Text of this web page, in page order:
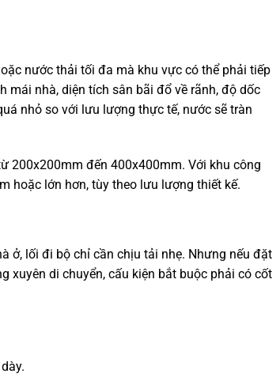
nước thải tối đa mà khu vực có thể phải tiếp
mái nhà, diện tích sân bãi đổ về rãnh, độ dốc
nhỏ so với lưu lượng thực tế, nước sẽ tràn
200x200mm đến 400x400mm. Với khu công
hoặc lớn hơn, tùy theo lưu lượng thiết kế.
ở, lối đi bộ chỉ cần chịu tải nhẹ. Nhưng nếu đặt
xuyên di chuyển, cấu kiện bắt buộc phải có cốt